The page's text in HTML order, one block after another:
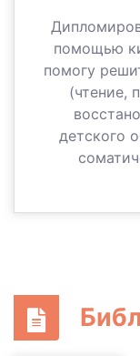
помощью
помогу
(чтение,
детского